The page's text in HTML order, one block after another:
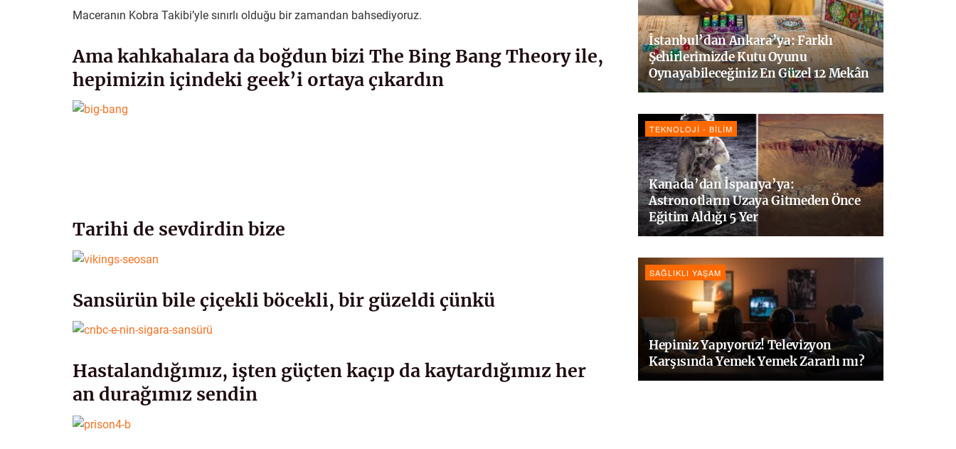
Maceranın Kobra Takibi’yle sınırlı olduğu bir zamandan bahsediyoruz.
Ama kahkahalara da boğdun bizi The Bing Bang Theory ile,
hepimizin içindeki geek’i ortaya çıkardın
Tarihi de sevdirdin bize
Sansürün bile çiçekli böcekli, bir güzeldi çünkü
Hastalandığımız, işten güçten kaçıp da kaytardığımız her
an durağımız sendin
İstanbul’dan Ankara’ya: Farklı
Şehirlerimizde Kutu Oyunu
Oynayabileceğiniz En Güzel 12 Mekân
TEKNOLOJI - BILIM
Kanada’dan İspanya’ya:
Astronotların Uzaya Gitmeden Önce
Eğitim Aldığı 5 Yer
SAĞLIKLI YAŞAM
Hepimiz Yapıyoruz! Televizyon
Karşısında Yemek Yemek Zararlı mı?